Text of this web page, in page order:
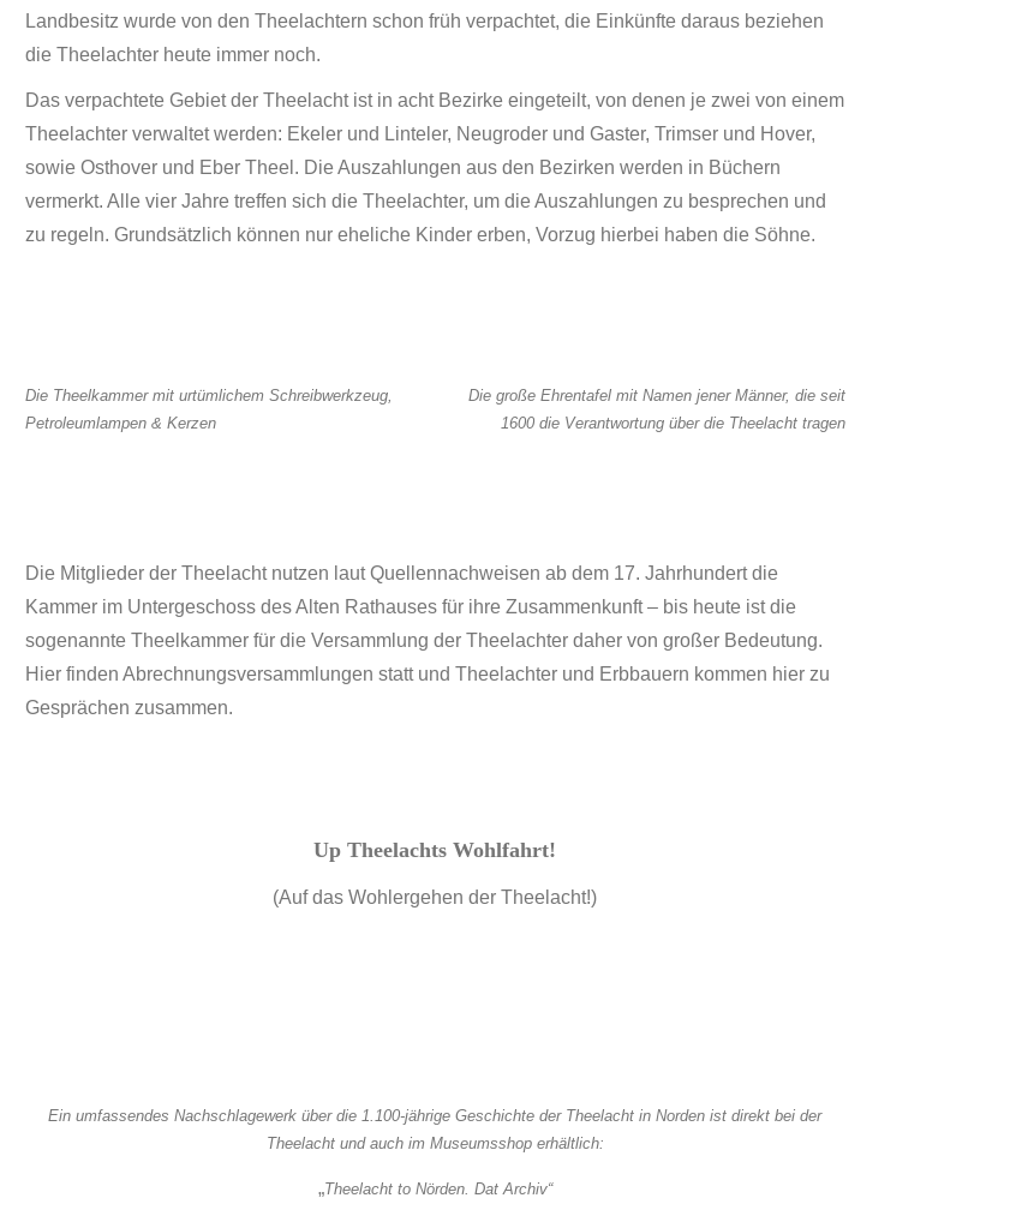
Landbesitz wurde von den Theelachtern schon früh verpachtet, die Einkünfte daraus beziehen
die Theelachter heute immer noch.
Das verpachtete Gebiet der Theelacht ist in acht Bezirke eingeteilt, von denen je zwei von einem
Theelachter verwaltet werden: Ekeler und Linteler, Neugroder und Gaster, Trimser und Hover,
sowie Osthover und Eber Theel. Die Auszahlungen aus den Bezirken werden in Büchern
vermerkt. Alle vier Jahre treffen sich die Theelachter, um die Auszahlungen zu besprechen und
zu regeln. Grundsätzlich können nur eheliche Kinder erben, Vorzug hierbei haben die Söhne.
Die Theelkammer mit urtümlichem Schreibwerkzeug,
Petroleumlampen & Kerzen
Die große Ehrentafel mit Namen jener Männer, die seit
1600 die Verantwortung über die Theelacht tragen
Die Mitglieder der Theelacht nutzen laut Quellennachweisen ab dem 17. Jahrhundert die
Kammer im Untergeschoss des Alten Rathauses für ihre Zusammenkunft – bis heute ist die
sogenannte Theelkammer für die Versammlung der Theelachter daher von großer Bedeutung.
Hier finden Abrechnungsversammlungen statt und Theelachter und Erbbauern kommen hier zu
Gesprächen zusammen.
Up Theelachts Wohlfahrt!
(Auf das Wohlergehen der Theelacht!)
Ein umfassendes Nachschlagewerk über die 1.100-jährige Geschichte der Theelacht in Norden ist direkt bei der
Theelacht und auch im Museumsshop erhältlich:
„Theelacht to Nörden. Dat Archiv“